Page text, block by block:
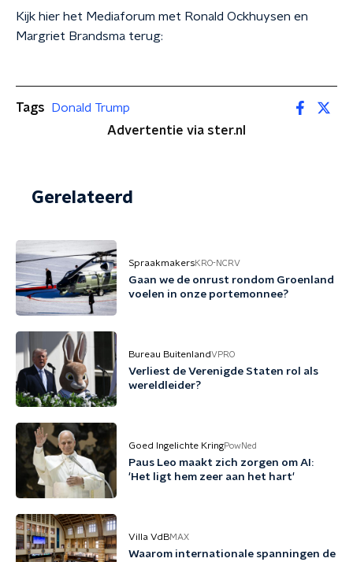
Kijk hier het Mediaforum met Ronald Ockhuysen en
Margriet Brandsma terug:
Tags
Donald Trump
Advertentie via ster.nl
Gerelateerd
SpraakmakersKRO-NCRV
Gaan we de onrust rondom Groenland
voelen in onze portemonnee?
Bureau BuitenlandVPRO
Verliest de Verenigde Staten rol als
wereldleider?
Goed Ingelichte KringPowNed
Paus Leo maakt zich zorgen om AI:
'Het ligt hem zeer aan het hart'
Villa VdBMAX
Waarom internationale spanningen de